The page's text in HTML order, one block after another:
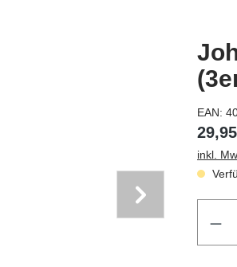
EAN:
inkl.